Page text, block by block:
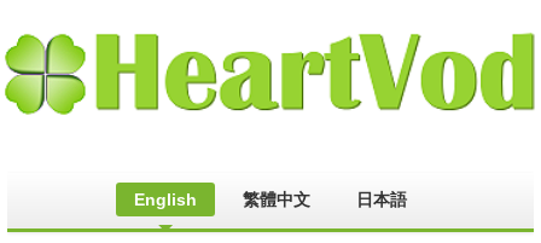
English 繁體中文 日本語